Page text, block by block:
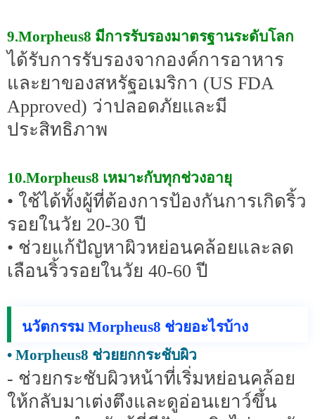
9.Morpheus8 มีการรับรองมาตรฐานระดับโลก
ได้รับการรับรองจากองค์การอาหาร
และยาของสหรัฐอเมริกา (US FDA
Approved) ว่าปลอดภัยและมี
ประสิทธิภาพ
10.Morpheus8 เหมาะกับทุกช่วงอายุ
• ใช้ได้ทั้งผู้ที่ต้องการป้องกันการเกิดริ้ว
รอยในวัย 20-30 ปี
• ช่วยแก้ปัญหาผิวหย่อนคล้อยและลด
เลือนริ้วรอยในวัย 40-60 ปี
นวัตกรรม Morpheus8 ช่วยอะไรบ้าง
• Morpheus8 ช่วยยกกระชับผิว
- ช่วยกระชับผิวหน้าที่เริ่มหย่อนคล้อย
ให้กลับมาเต่งตึงและดูอ่อนเยาว์ขึ้น